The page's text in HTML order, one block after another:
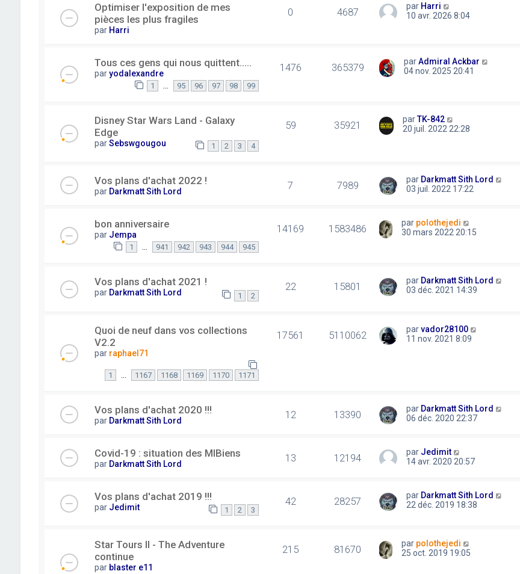
Optimiser l'exposition de mes
pièces les plus fragiles
par Harri
0 4687 par Harri
10 avr. 2026 8:04
Tous ces gens qui nous quittent.....
paryodalexandre
1 95 96 97 98 99
1476 365379 parAdmiral Ackbar
04 nov. 2025 20:41
Disney Star Wars Land - Galaxy
Edge
parSebswgougou 1 2 3 4
59 35921 parTK-842
20 juil. 2022 22:28
Vos plans d'achat 2022 !
par Darkmatt Sith Lord 7 7989 par Darkmatt Sith Lord
03 juil. 2022 17:22
bon anniversaire
par Jempa
1 … 941 942 943 944 945
14169 1583486 par polothejedi
30 mars 2022 20:15
Vos plans d'achat 2021 !
par Darkmatt Sith Lord 1 2
22 15801 par Darkmatt Sith Lord
03 déc. 2021 14:39
Quoi de neuf dans vos collections
V2.2
par raphael71
1 1167 1168 1169 1170 1171
17561 5110062 parvador28100
11 nov. 2021 8:09
Vos plans d'achat 2020 !!!
par Darkmatt Sith Lord 12 13390 par Darkmatt Sith Lord
06 déc. 2020 22:37
Covid-19 : situation des MIBiens
par Darkmatt Sith Lord 13 12194 par Jedimit
14 avr. 2020 20:57
Vos plans d'achat 2019 !!!
par Jedimit 1 2 3
42 28257 par Darkmatt Sith Lord
22 déc. 2019 18:38
Star Tours II - The Adventure
continue
par blaster e11
215 81670 par polothejedi
25 oct. 2019 19:05